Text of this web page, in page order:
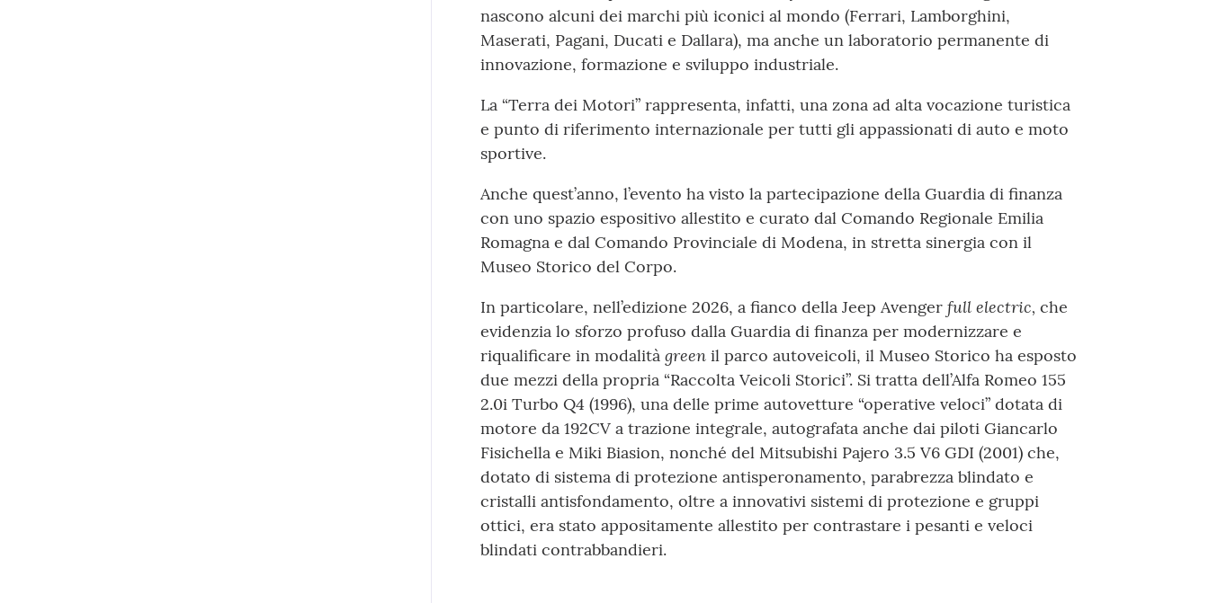
nascono alcuni dei marchi più iconici al mondo (Ferrari, Lamborghini,
Maserati, Pagani, Ducati e Dallara), ma anche un laboratorio permanente di
innovazione, formazione e sviluppo industriale.
La “Terra dei Motori” rappresenta, infatti, una zona ad alta vocazione turistica
e punto di riferimento internazionale per tutti gli appassionati di auto e moto
sportive.
Anche quest’anno, l’evento ha visto la partecipazione della Guardia di finanza
con uno spazio espositivo allestito e curato dal Comando Regionale Emilia
Romagna e dal Comando Provinciale di Modena, in stretta sinergia con il
Museo Storico del Corpo.
In particolare, nell’edizione 2026, a fianco della Jeep Avenger full electric, che
evidenzia lo sforzo profuso dalla Guardia di finanza per modernizzare e
riqualificare in modalità greenil parco autoveicoli, il Museo Storico ha esposto
due mezzi della propria “Raccolta Veicoli Storici”. Si tratta dell’Alfa Romeo 155
2.0i Turbo Q4 (1996), una delle prime autovetture “operative veloci” dotata di
motore da 192CV a trazione integrale, autografata anche dai piloti Giancarlo
Fisichella e Miki Biasion, nonché del Mitsubishi Pajero 3.5 V6 GDI (2001) che,
dotato di sistema di protezione antisperonamento, parabrezza blindato e
cristalli antisfondamento, oltre a innovativi sistemi di protezione e gruppi
ottici, era stato appositamente allestito per contrastare i pesanti e veloci
blindati contrabbandieri.